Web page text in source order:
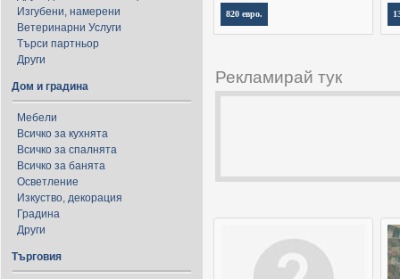
Изгубени, намерени
Ветеринарни Услуги
Търси партньор
Други
Дом и градина
Мебели
Всичко за кухнята
Всичко за спалнята
Всичко за банята
Осветление
Изкуство, декорация
Градина
Други
Търговия
820 евро.
Рекламирай тук